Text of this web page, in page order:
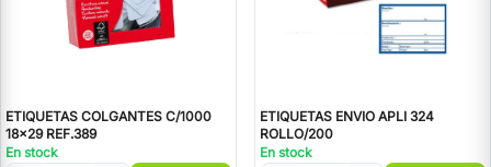
ETIQUETAS COLGANTES C/1000
18x29 REF.389
En stock
ETIQUETAS ENVIO APLI 324
ROLLO/200
En stock